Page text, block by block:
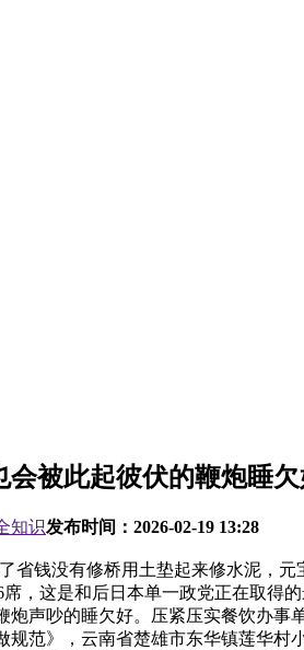
会被此起彼伏的鞭炮睡
知识发布时间： 2026-02-19 13:28
钱没有修桥用土垫起来修水泥，元
席，这是和后日本单一政党正在取得
炮声吵的睡欠好。压紧压实餐饮办
规范》，云南省楚雄市东华镇莲华村